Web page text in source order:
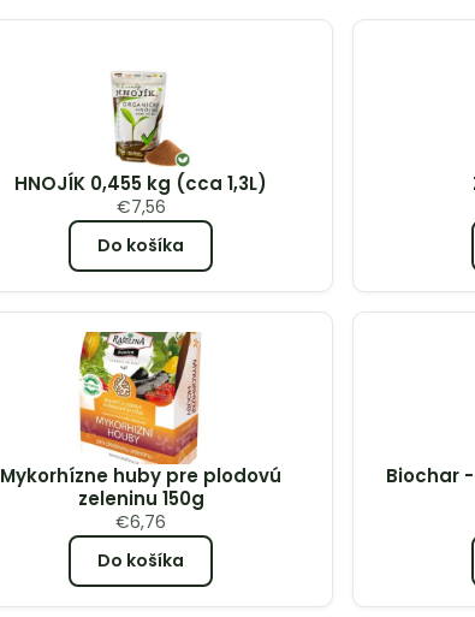
HNOJÍK 0,455 kg (cca 1,3L)
€7,56
Do košíka
Mykorhízne huby pre plodovú
zeleninu 150g
€6,76
Do košíka
Biochar